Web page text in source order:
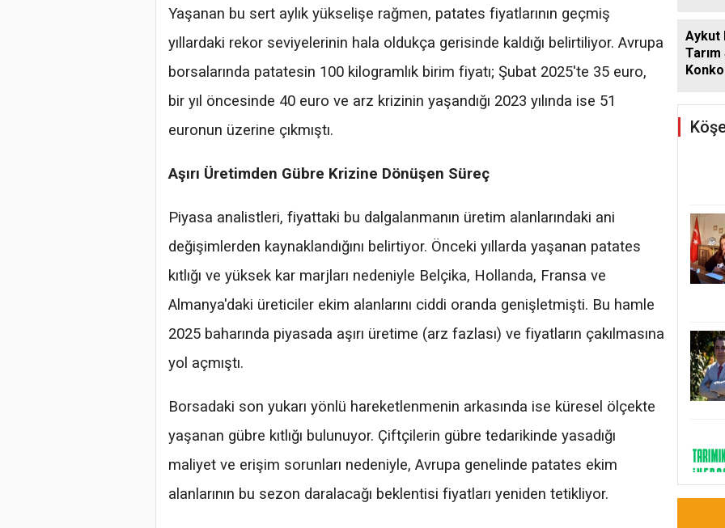
Yaşanan bu sert aylık yükselişe rağmen, patates fiyatlarının geçmiş
yıllardaki rekor seviyelerinin hala oldukça gerisinde kaldığı belirtiliyor. Avrupa
borsalarında patatesin 100 kilogramlık birim fiyatı; Şubat 2025'te 35 euro,
bir yıl öncesinde 40 euro ve arz krizinin yaşandığı 2023 yılında ise 51
euronun üzerine çıkmıştı.
Aşırı Üretimden Gübre Krizine Dönüşen Süreç
Piyasa analistleri, fiyattaki bu dalgalanmanın üretim alanlarındaki ani
değişimlerden kaynaklandığını belirtiyor. Önceki yıllarda yaşanan patates
kıtlığı ve yüksek kar marjları nedeniyle Belçika, Hollanda, Fransa ve
Almanya'daki üreticiler ekim alanlarını ciddi oranda genişletmişti. Bu hamle
2025 baharında piyasada aşırı üretime (arz fazlası) ve fiyatların çakılmasına
yol açmıştı.
Borsadaki son yukarı yönlü hareketlenmenin arkasında ise küresel ölçekte
yaşanan gübre kıtlığı bulunuyor. Çiftçilerin gübre tedarikinde yasadığı
maliyet ve erişim sorunları nedeniyle, Avrupa genelinde patates ekim
alanlarının bu sezon daralacağı beklentisi fiyatları yeniden tetikliyor.
Aykut